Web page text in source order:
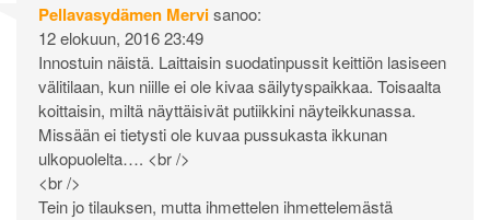
Pellavasydämen Mervisanoo:
12 elokuun, 2016 23:49
Innostuin näistä. Laittaisin suodatinpussit keittiön lasiseen
välitilaan, kun niille ei ole kivaa säilytyspaikkaa. Toisaalta
koittaisin, miltä näyttäisivät putiikkini näyteikkunassa.
Missään ei tietysti ole kuvaa pussukasta ikkunan
ulkopuolelta…. <br />
<br />
Tein jo tilauksen, mutta ihmettelen ihmettelemästä